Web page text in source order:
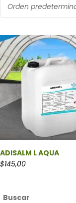
ADISALM L AQUA
$145,00
Buscar